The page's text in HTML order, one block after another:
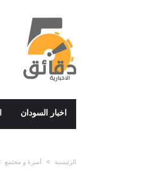
اخبار السودان
‫الرئيسية‬ أسرة و مجتمع